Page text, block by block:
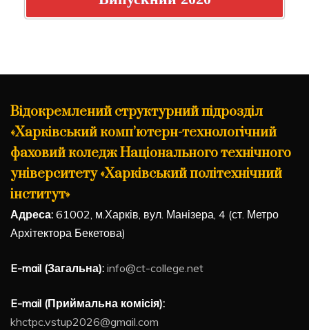
Відокремлений структурний підрозділ
«Харківський комп’ютерн-технологічний
фаховий коледж Національного технічного
університету «Харківський політехнічний
інститут»
Адреса: 61002, м.Харків, вул. Манізера, 4 (ст. Метро
Архітектора Бекетова)
E-mail (Загальна): info@ct-college.net
E-mail (Приймальна комісія):
khctpc.vstup2026@gmail.com